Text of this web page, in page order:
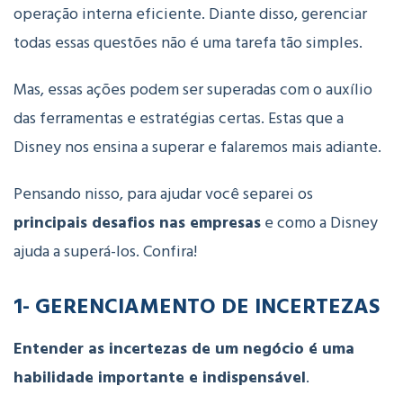
operação interna eficiente. Diante disso, gerenciar
todas essas questões não é uma tarefa tão simples.
Mas, essas ações podem ser superadas com o auxílio
das ferramentas e estratégias certas. Estas que a
Disney nos ensina a superar e falaremos mais adiante.
Pensando nisso, para ajudar você separei os
principais desafios nas empresase como a Disney
ajuda a superá-los. Confira!
1- GERENCIAMENTO DE INCERTEZAS
Entender as incertezas de um negócio é uma
habilidade importante e indispensável.